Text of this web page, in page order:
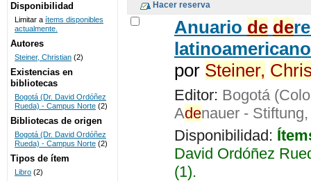
BIBLIOTECAS
UNICOC
Anuario de de
por Steiner,
Editor: Bogotá
Adenauer -
Disponibilidad:
David Ordóñez
(1).
Disponibilidad
Limitar a ítems disponibles
actualmente.
Autores
Steiner, Christian (2)
Existencias en
bibliotecas
Bogotá (Dr. David Ordóñez
Rueda) - Campus Norte (2)
Bibliotecas de origen
Bogotá (Dr. David Ordóñez
Rueda) - Campus Norte (2)
Tipos de ítem
Libro (2)